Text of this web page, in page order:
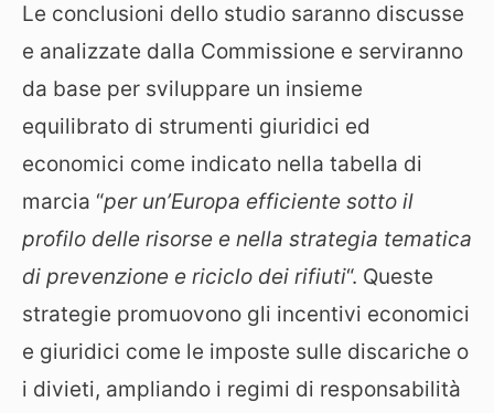
Le conclusioni dello studio saranno discusse
e analizzate dalla Commissione e serviranno
da base per sviluppare un insieme
equilibrato di strumenti giuridici ed
economici come indicato nella tabella di
marcia “per un’Europa efficiente sotto il
profilo delle risorse e nella strategia tematica
di prevenzione e riciclo dei rifiuti“. Queste
strategie promuovono gli incentivi economici
e giuridici come le imposte sulle discariche o
i divieti, ampliando i regimi di responsabilità